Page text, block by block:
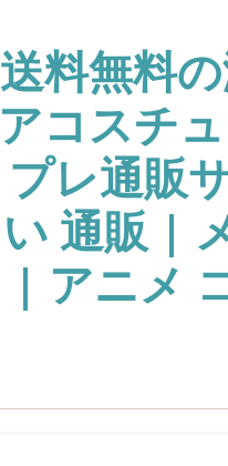
送料無料
アコスチ
プレ通販
い 通販 |
| アニメ